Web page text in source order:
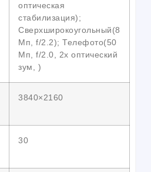
оптическая
стабилизация);
Сверхширокоугольный(8
Мп, f/2.2); Телефото(50
Мп, f/2.0, 2x оптический
зум, )
3840×2160
30